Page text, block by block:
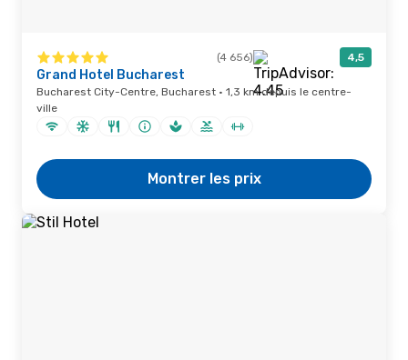
(4 656) 4,5
Grand Hotel Bucharest
Bucharest City-Centre, Bucharest · 1,3 km depuis le centre-
ville
Montrer les prix